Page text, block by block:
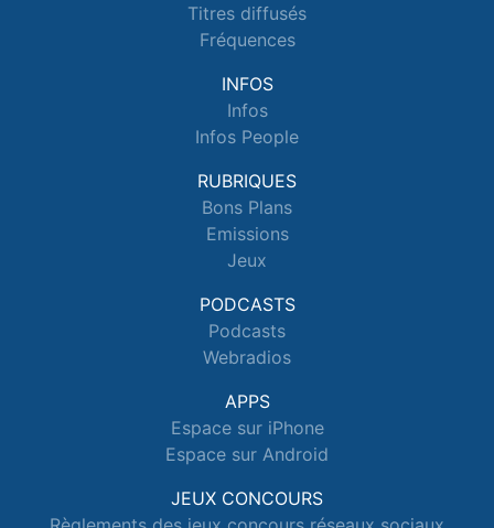
Titres diffusés
Fréquences
INFOS
Infos
Infos People
RUBRIQUES
Bons Plans
Emissions
Jeux
PODCASTS
Podcasts
Webradios
APPS
Espace sur iPhone
Espace sur Android
JEUX CONCOURS